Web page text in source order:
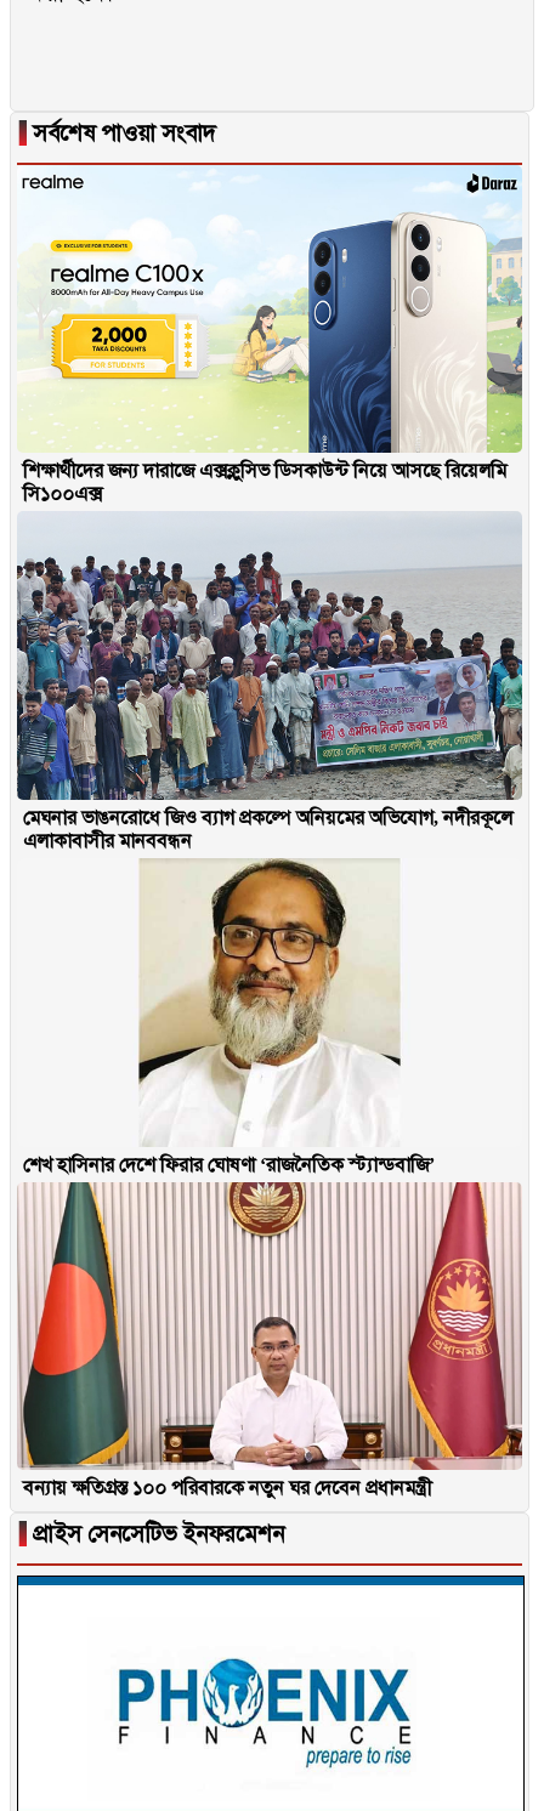
▐সর্বশেষ পাওয়া সংবাদ
শিক্ষার্থীদের জন্য দারাজে এক্সক্লুসিভ ডিসকাউন্ট নিয়ে আসছে রিয়েলমি
সি১০০এক্স
মেঘনার ভাঙনরোধে জিও ব্যাগ প্রকল্পে অনিয়মের অভিযোগ, নদীরকূলে
এলাকাবাসীর মানববন্ধন
শেখ হাসিনার দেশে ফিরার ঘোষণা ‘রাজনৈতিক স্ট্যান্ডবাজি’
বন্যায় ক্ষতিগ্রস্ত ১০০ পরিবারকে নতুন ঘর দেবেন প্রধানমন্ত্রী
▐ প্রাইস সেনসেটিভ ইনফরমেশন